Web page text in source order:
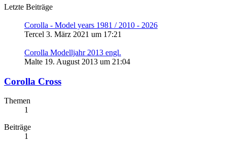
Letzte Beiträge
Corolla - Model years 1981 / 2010 - 2026
Tercel 3. März 2021 um 17:21
Corolla Modelljahr 2013 engl.
Malte 19. August 2013 um 21:04
Corolla Cross
Themen
1
Beiträge
1